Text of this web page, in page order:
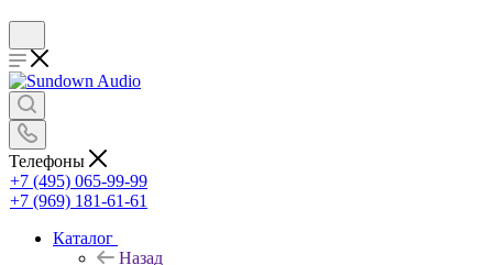
Телефоны
+7 (495) 065-99-99
+7 (969) 181-61-61
Каталог
Назад